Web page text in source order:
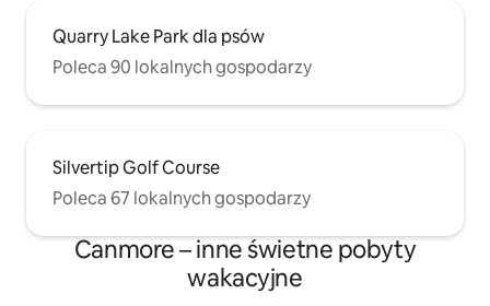
Quarry Lake Park dla psów
Poleca 90 lokalnych gospodarzy
Silvertip Golf Course
Poleca 67 lokalnych gospodarzy
Canmore – inne świetne pobyty
wakacyjne